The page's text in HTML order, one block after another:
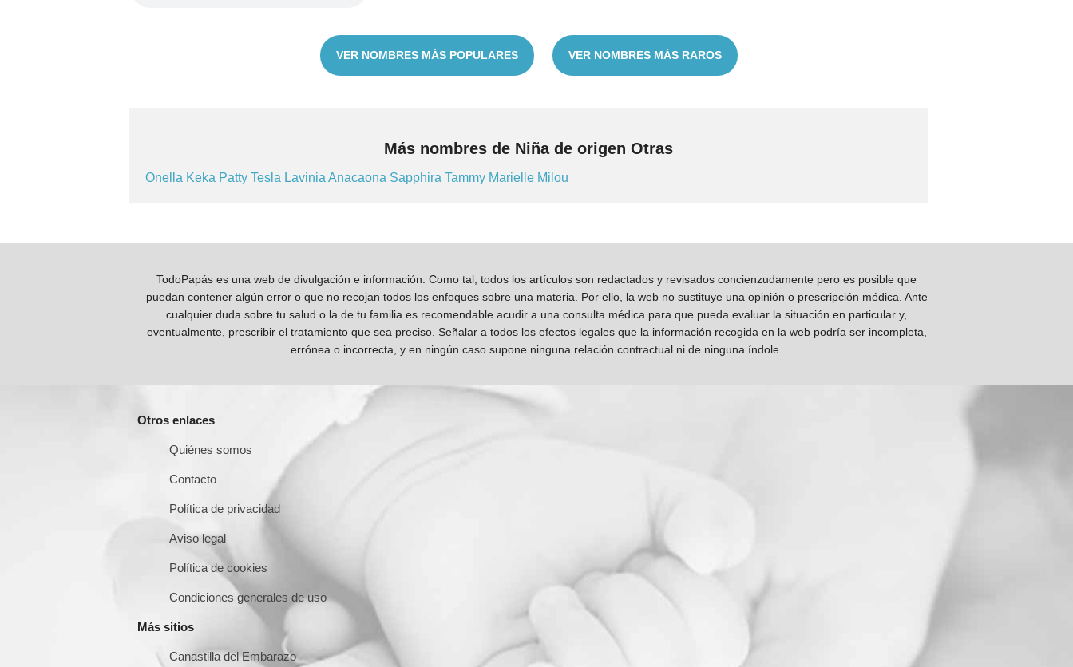
VER NOMBRES MÁS POPULARES VER NOMBRES MÁS RAROS
Más nombres de Niña de origen Otras
Onella Keka Patty Tesla Lavinia Anacaona Sapphira Tammy Marielle Milou
TodoPapás es una web de divulgación e información. Como tal, todos los artículos son redactados y revisados concienzudamente pero es posible que
puedan contener algún error o que no recojan todos los enfoques sobre una materia. Por ello, la web no sustituye una opinión o prescripción médica. Ante
cualquier duda sobre tu salud o la de tu familia es recomendable acudir a una consulta médica para que pueda evaluar la situación en particular y,
eventualmente, prescribir el tratamiento que sea preciso. Señalar a todos los efectos legales que la información recogida en la web podría ser incompleta,
errónea o incorrecta, y en ningún caso supone ninguna relación contractual ni de ninguna índole.
Otros enlaces
Quiénes somos
Contacto
Política de privacidad
Aviso legal
Política de cookies
Condiciones generales de uso
Más sitios
Canastilla del Embarazo